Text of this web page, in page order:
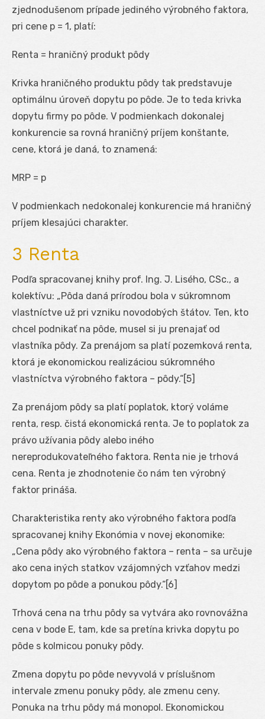
zjednodušenom prípade jediného výrobného faktora,
pri cene p = 1, platí:
Renta = hraničný produkt pôdy
Krivka hraničného produktu pôdy tak predstavuje
optimálnu úroveň dopytu po pôde. Je to teda krivka
dopytu firmy po pôde. V podmienkach dokonalej
konkurencie sa rovná hraničný príjem konštante,
cene, ktorá je daná, to znamená:
MRP = p
V podmienkach nedokonalej konkurencie má hraničný
príjem klesajúci charakter.
3 Renta
Podľa spracovanej knihy prof. Ing. J. Lisého, CSc., a
kolektívu: „Pôda daná prírodou bola v súkromnom
vlastníctve už pri vzniku novodobých štátov. Ten, kto
chcel podnikať na pôde, musel si ju prenajať od
vlastníka pôdy. Za prenájom sa platí pozemková renta,
ktorá je ekonomickou realizáciou súkromného
vlastníctva výrobného faktora – pôdy.“[5]
Za prenájom pôdy sa platí poplatok, ktorý voláme
renta, resp. čistá ekonomická renta. Je to poplatok za
právo užívania pôdy alebo iného
nereprodukovateľného faktora. Renta nie je trhová
cena. Renta je zhodnotenie čo nám ten výrobný
faktor prináša.
Charakteristika renty ako výrobného faktora podľa
spracovanej knihy Ekonómia v novej ekonomike:
„Cena pôdy ako výrobného faktora – renta – sa určuje
ako cena iných statkov vzájomných vzťahov medzi
dopytom po pôde a ponukou pôdy.“[6]
Trhová cena na trhu pôdy sa vytvára ako rovnovážna
cena v bode E, tam, kde sa pretína krivka dopytu po
pôde s kolmicou ponuky pôdy.
Zmena dopytu po pôde nevyvolá v príslušnom
intervale zmenu ponuky pôdy, ale zmenu ceny.
Ponuka na trhu pôdy má monopol. Ekonomickou